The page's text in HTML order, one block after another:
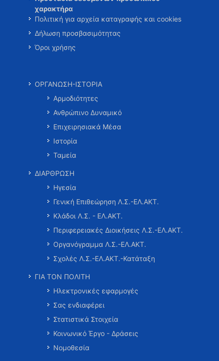
χαρακτήρα
Πολιτική για αρχεία καταγραφής και cookies
Δήλωση προσβασιμότητας
Όροι χρήσης
ΟΡΓΑΝΩΣΗ-ΙΣΤΟΡΙΑ
Αρμοδιότητες
Ανθρώπινο Δυναμικό
Επιχειρησιακά Μέσα
Ιστορία
Ταμεία
ΔΙΑΡΘΡΩΣΗ
Ηγεσία
Γενική Επιθεώρηση Λ.Σ.-ΕΛ.ΑΚΤ.
Κλάδοι Λ.Σ. - ΕΛ.ΑΚΤ.
Περιφερειακές Διοικήσεις Λ.Σ.-ΕΛ.ΑΚΤ.
Οργανόγραμμα Λ.Σ.-ΕΛ.ΑΚΤ.
Σχολές Λ.Σ.-ΕΛ.ΑΚΤ.-Κατάταξη
ΓΙΑ ΤΟΝ ΠΟΛΙΤΗ
Ηλεκτρονικές εφαρμογές
Σας ενδιαφέρει
Στατιστικά Στοιχεία
Κοινωνικό Έργο - Δράσεις
Νομοθεσία